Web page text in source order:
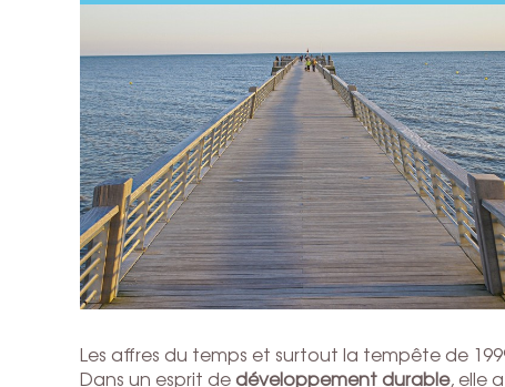
Les affres du temps et surtout la tempête de
Dans un esprit dedéveloppement durable, elle